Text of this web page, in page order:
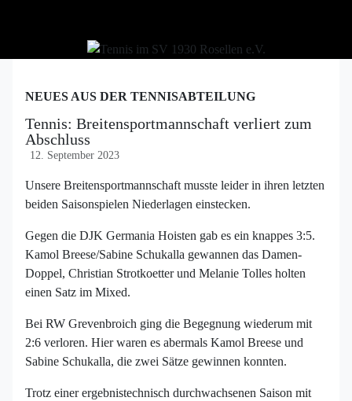
NEUES AUS DER TENNISABTEILUNG
Tennis: Breitensportmannschaft verliert zum
Abschluss
12. September 2023
Unsere Breitensportmannschaft musste leider in ihren letzten
beiden Saisonspielen Niederlagen einstecken.
Gegen die DJK Germania Hoisten gab es ein knappes 3:5.
Kamol Breese/Sabine Schukalla gewannen das Damen-
Doppel, Christian Strotkoetter und Melanie Tolles holten
einen Satz im Mixed.
Bei RW Grevenbroich ging die Begegnung wiederum mit
2:6 verloren. Hier waren es abermals Kamol Breese und
Sabine Schukalla, die zwei Sätze gewinnen konnten.
Trotz einer ergebnistechnisch durchwachsenen Saison mit